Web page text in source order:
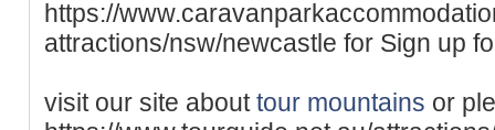
https://
attractions/nsw/newcastle for Sign up
visit our site abouttour mountains or